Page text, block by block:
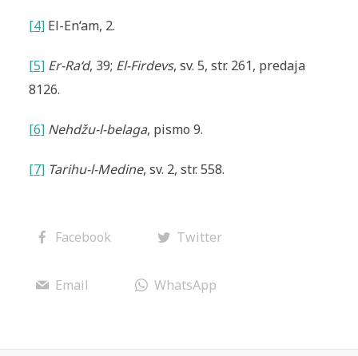
[4]El-En‘am, 2.
[5]Er-Ra‘d, 39; El-Firdevs, sv. 5, str. 261, predaja
8126.
[6]Nehdžu-l-belaga, pismo 9.
[7]Tarihu-l-Medine, sv. 2, str. 558.
Facebook Twitter
Email WhatsApp